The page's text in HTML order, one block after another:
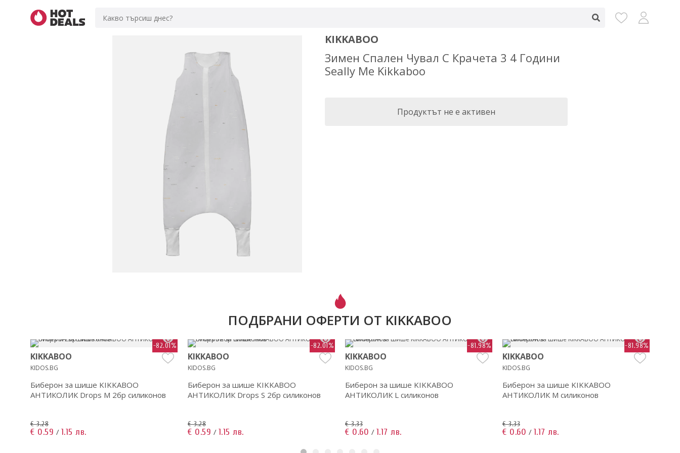
KIKKABOO
Зимен Спален Чувал С Крачета 3 4 Години
Seally Me Kikkaboo
Продуктът не е активен
ПОДБРАНИ ОФЕРТИ ОТ KIKKABOO
-82.01%
KIKKABOO
KIDOS.BG
Биберон за шише KIKKABOO
АНТИКОЛИК Drops M 2бр силиконов
€ 3.28
€ 0.59 / 1.15 лв.
-82.01%
KIKKABOO
KIDOS.BG
Биберон за шише KIKKABOO
АНТИКОЛИК Drops S 2бр силиконов
€ 3.28
€ 0.59 / 1.15 лв.
-81.98%
KIKKABOO
KIDOS.BG
Биберон за шише KIKKABOO
АНТИКОЛИК L силиконов
€ 3.33
€ 0.60 / 1.17 лв.
-81.98%
KIKKABOO
KIDOS.BG
Биберон за шише KIKKABOO
АНТИКОЛИК M силиконов
€ 3.33
€ 0.60 / 1.17 лв.